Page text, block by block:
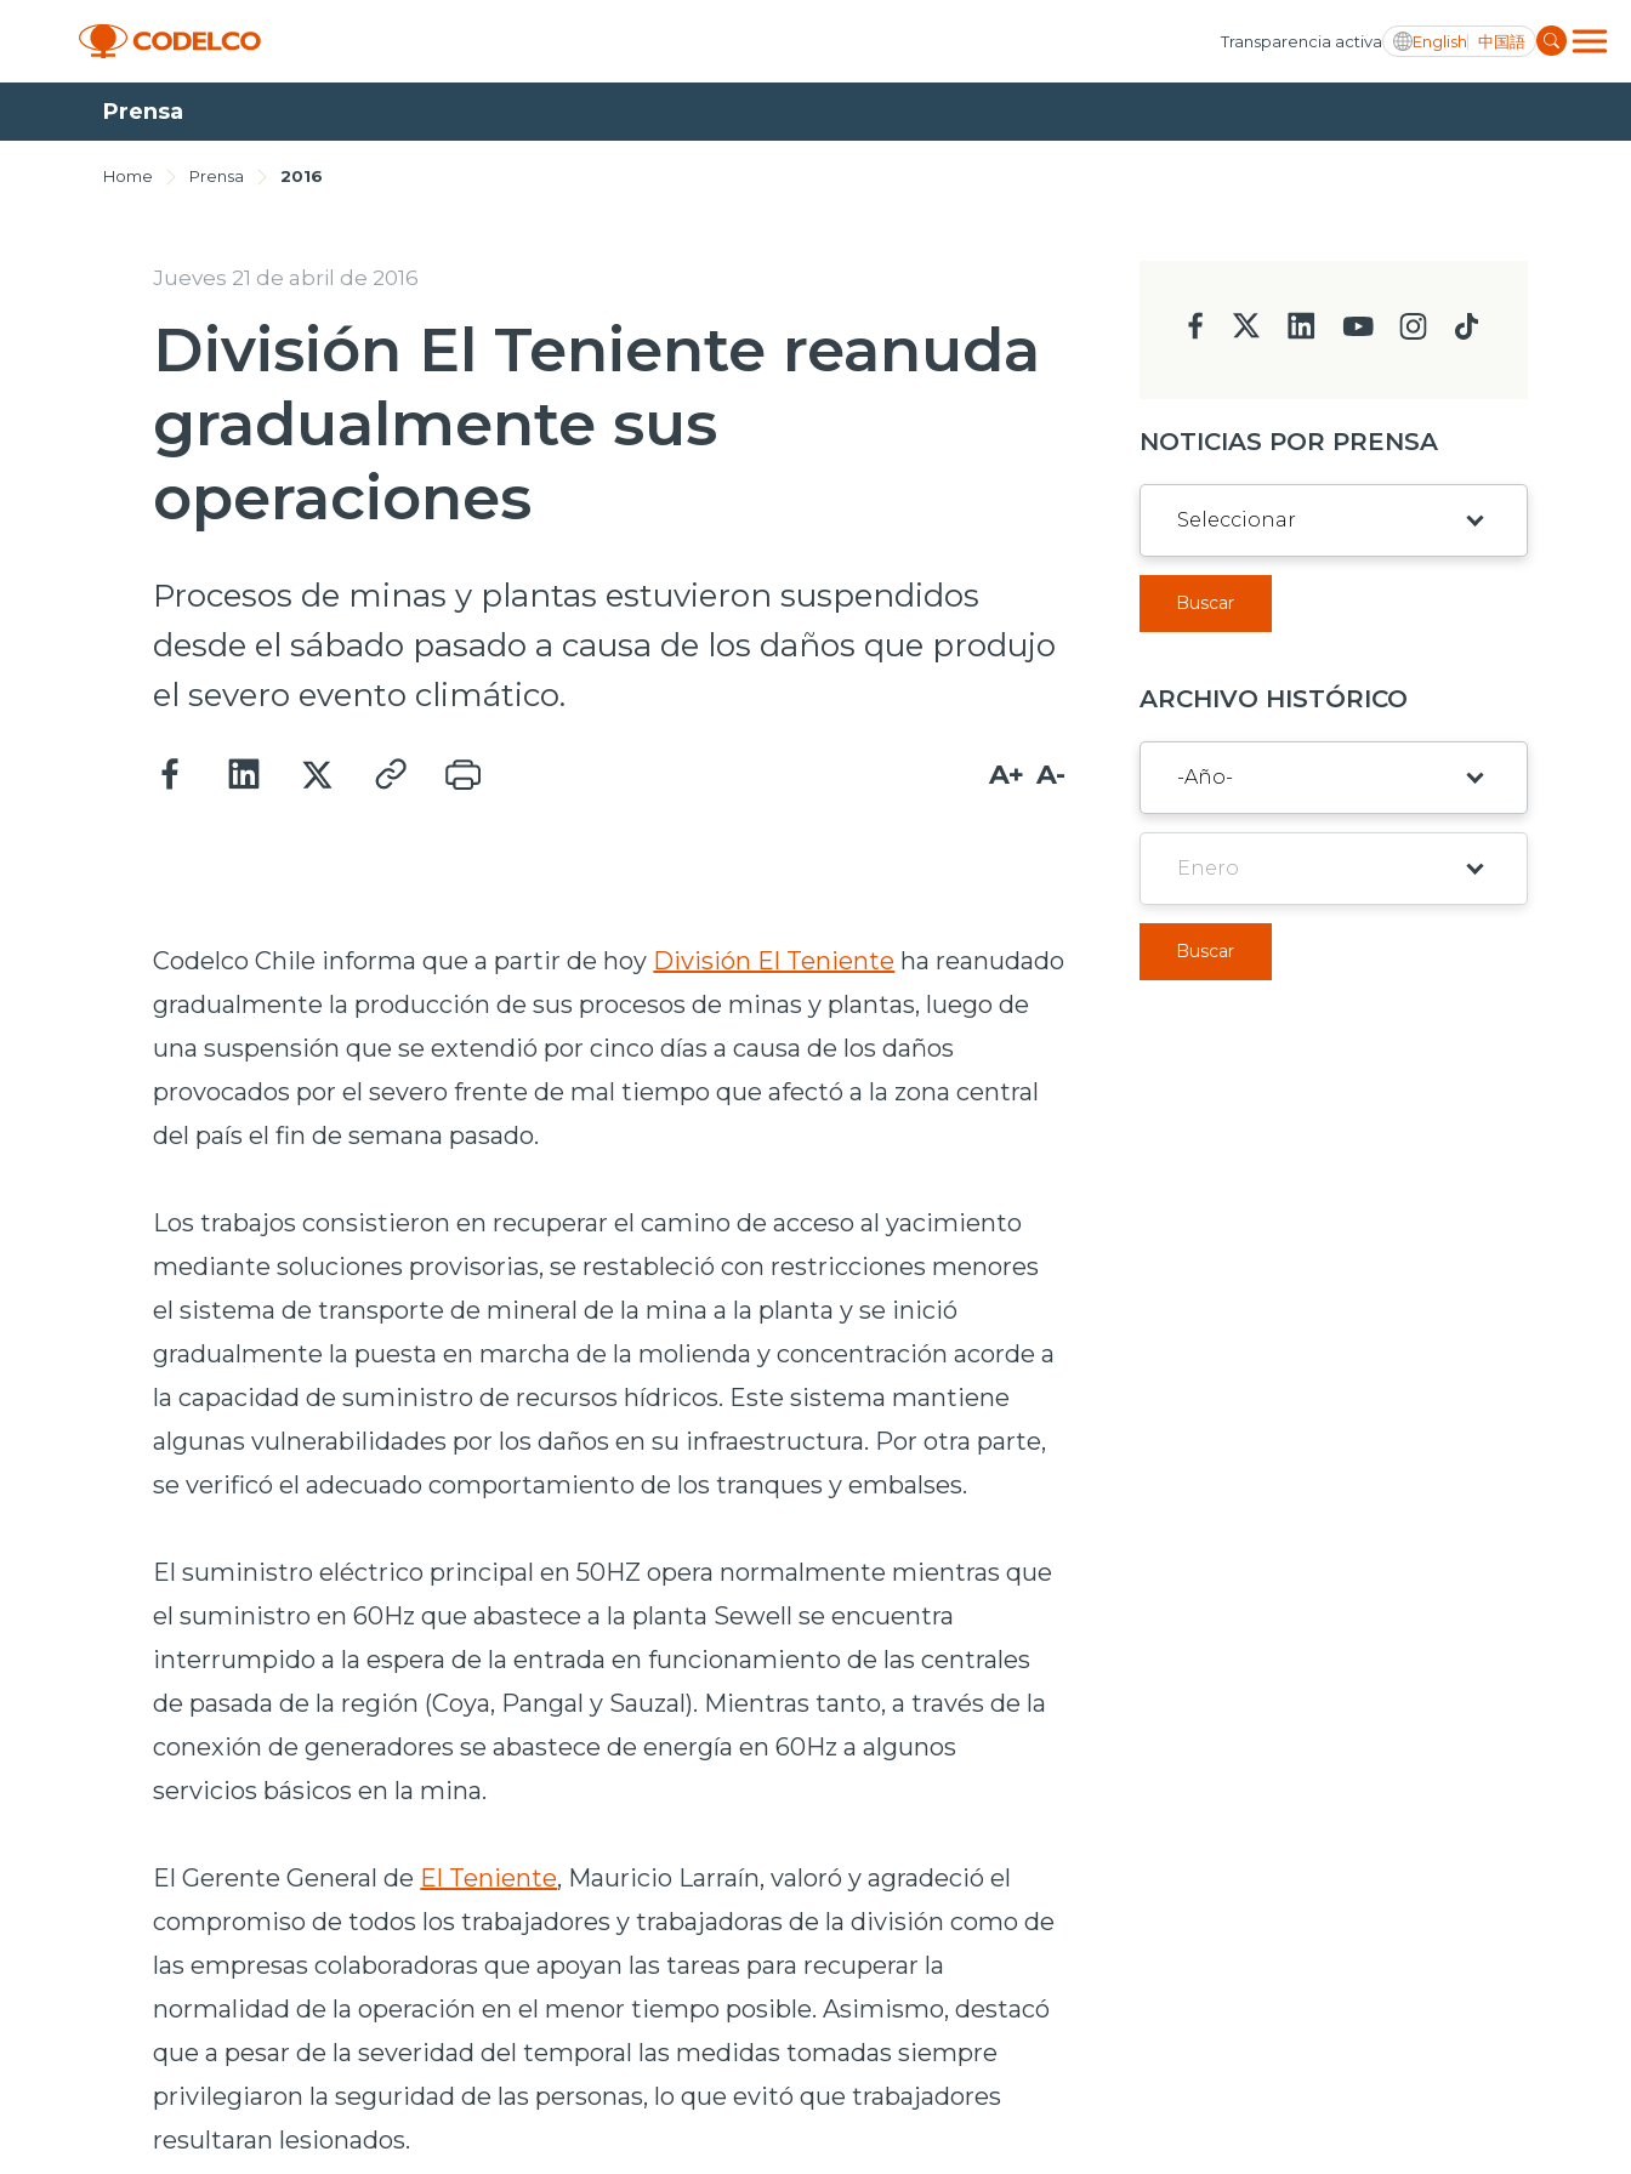
Transparencia activa English 中国語
Prensa
Home Prensa 2016
Jueves 21 de abril de 2016
División El Teniente reanuda
gradualmente sus
operaciones
Procesos de minas y plantas estuvieron suspendidos
desde el sábado pasado a causa de los daños que produjo
el severo evento climático.
A+ A-
Codelco Chile informa que a partir de hoy División El Teniente ha reanudado
gradualmente la producción de sus procesos de minas y plantas, luego de
una suspensión que se extendió por cinco días a causa de los daños
provocados por el severo frente de mal tiempo que afectó a la zona central
del país el fin de semana pasado.
Los trabajos consistieron en recuperar el camino de acceso al yacimiento
mediante soluciones provisorias, se restableció con restricciones menores
el sistema de transporte de mineral de la mina a la planta y se inició
gradualmente la puesta en marcha de la molienda y concentración acorde a
la capacidad de suministro de recursos hídricos. Este sistema mantiene
algunas vulnerabilidades por los daños en su infraestructura. Por otra parte,
se verificó el adecuado comportamiento de los tranques y embalses.
El suministro eléctrico principal en 50HZ opera normalmente mientras que
el suministro en 60Hz que abastece a la planta Sewell se encuentra
interrumpido a la espera de la entrada en funcionamiento de las centrales
de pasada de la región (Coya, Pangal y Sauzal). Mientras tanto, a través de la
conexión de generadores se abastece de energía en 60Hz a algunos
servicios básicos en la mina.
El Gerente General de El Teniente, Mauricio Larraín, valoró y agradeció el
compromiso de todos los trabajadores y trabajadoras de la división como de
las empresas colaboradoras que apoyan las tareas para recuperar la
normalidad de la operación en el menor tiempo posible. Asimismo, destacó
que a pesar de la severidad del temporal las medidas tomadas siempre
privilegiaron la seguridad de las personas, lo que evitó que trabajadores
resultaran lesionados.
NOTICIAS POR PRENSA
Buscar
ARCHIVO HISTÓRICO
Buscar